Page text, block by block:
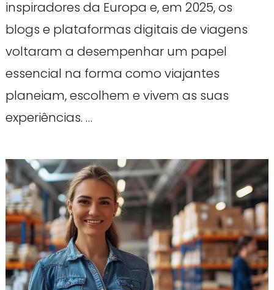
inspiradores da Europa e, em 2025, os
blogs e plataformas digitais de viagens
voltaram a desempenhar um papel
essencial na forma como viajantes
planeiam, escolhem e vivem as suas
experiências. …